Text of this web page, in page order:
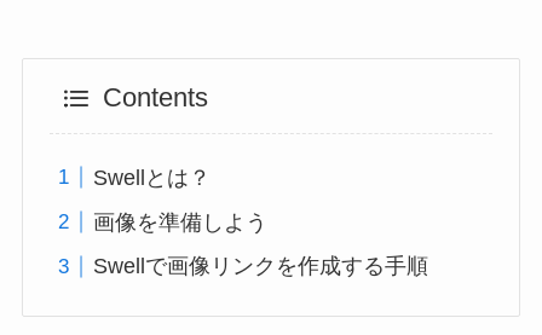
Contents
Swellとは？
画像を準備しよう
Swellで画像リンクを作成する手順